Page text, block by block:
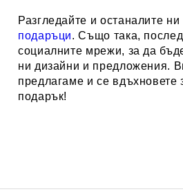
Разгледайте и останалите ни
подаръци. Също така,
социалните мрежи, за да
ни дизайни и предложения.
предлагаме и се вдъхновете
подарък!